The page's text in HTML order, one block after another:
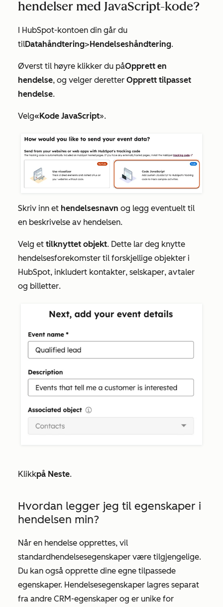
hendelser med JavaScript-kode?
I HubSpot-kontoen din går du
tilDatahåndtering> Hendelseshåndtering.
Øverst til høyre klikker du påOpprett en
hendelse, og velger deretter Opprett tilpasset
hendelse.
Velg«Kode JavaScript».
Skriv inn et hendelsesnavn og legg eventuelt til
en beskrivelse av hendelsen.
Velg et tilknyttet objekt. Dette lar deg knytte
hendelsesforekomster til forskjellige objekter i
HubSpot, inkludert kontakter, selskaper, avtaler
og billetter.
Klikkpå Neste.
Hvordan legger jeg til egenskaper i
hendelsen min?
Når en hendelse opprettes, vil
standardhendelsesegenskaper være tilgjengelige.
Du kan også opprette dine egne tilpassede
egenskaper. Hendelsesegenskaper lagres separat
fra andre CRM-egenskaper og er unike for